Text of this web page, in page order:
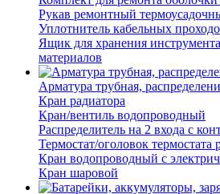
Рукав ремонтный
Уплотнитель кабельных
Ящик для хранения
материалов
Арматура трубная,
Кран радиатора
Кран/вентиль водопроводный
Распределитель на 2 входа с
Термостат/оголовок термостата
Кран водопроводный с
Кран шаровой